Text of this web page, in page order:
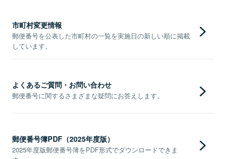
市町村変更情報
郵便番号を公表した市町村の一覧を実施日の新しい順に掲載
しています。
よくあるご質問・お問い合わせ
郵便番号に関するさまざまな疑問にお答えします。
郵便番号簿PDF（2025年度版）
2025年度版郵便番号簿をPDF形式でダウンロードできま